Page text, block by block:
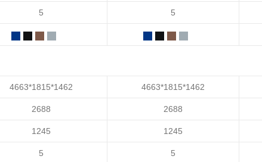
5 5
4663*1815*1462 4663*1815*1462
2688 2688
1245 1245
5 5